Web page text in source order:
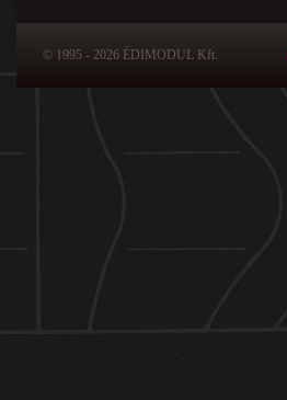
© 1995 - 2026 ÉDIMODUL Kft.